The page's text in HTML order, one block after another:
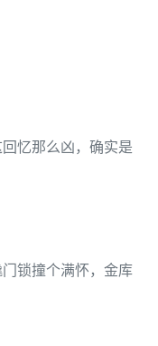
忆那么凶，确实是
锁撞个满怀，金库